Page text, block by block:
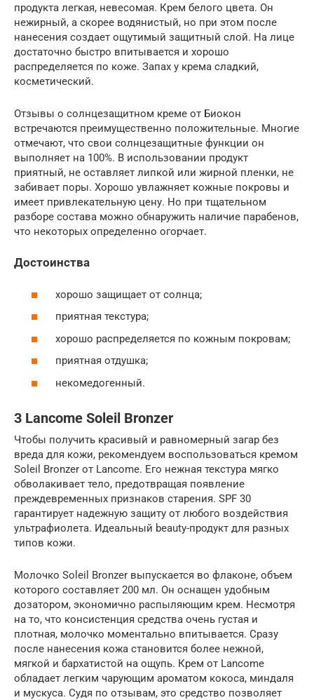
продукта легкая, невесомая. Крем белого цвета. Он
нежирный, а скорее водянистый, но при этом после
нанесения создает ощутимый защитный слой. На лице
достаточно быстро впитывается и хорошо
распределяется по коже. Запах у крема сладкий,
косметический.
Отзывы о солнцезащитном креме от Биокон
встречаются преимущественно положительные. Многие
отмечают, что свои солнцезащитные функции он
выполняет на 100%. В использовании продукт
приятный, не оставляет липкой или жирной пленки, не
забивает поры. Хорошо увлажняет кожные покровы и
имеет привлекательную цену. Но при тщательном
разборе состава можно обнаружить наличие парабенов,
что некоторых определенно огорчает.
Достоинства
хорошо защищает от солнца;
приятная текстура;
хорошо распределяется по кожным покровам;
приятная отдушка;
некомедогенный.
3 Lancome Soleil Bronzer
Чтобы получить красивый и равномерный загар без
вреда для кожи, рекомендуем воспользоваться кремом
Soleil Bronzer от Lancome. Его нежная текстура мягко
обволакивает тело, предотвращая появление
преждевременных признаков старения. SPF 30
гарантирует надежную защиту от любого воздействия
ультрафиолета. Идеальный beauty-продукт для разных
типов кожи.
Молочко Soleil Bronzer выпускается во флаконе, объем
которого составляет 200 мл. Он оснащен удобным
дозатором, экономично распыляющим крем. Несмотря
на то, что консистенция средства очень густая и
плотная, молочко моментально впитывается. Сразу
после нанесения кожа становится более нежной,
мягкой и бархатистой на ощупь. Крем от Lancome
обладает легким чарующим ароматом кокоса, миндаля
и мускуса. Судя по отзывам, это средство позволяет